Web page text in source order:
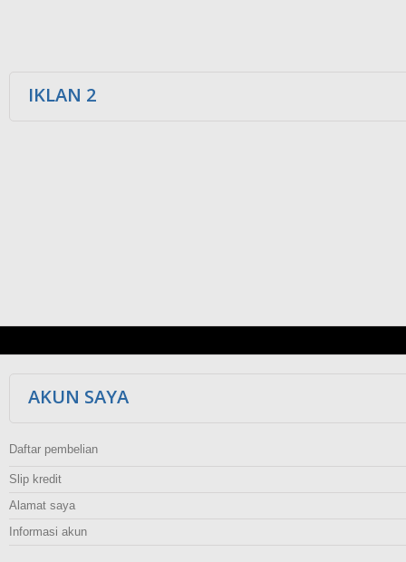
IKLAN 2
AKUN SAYA
Daftar pembelian
Slip kredit
Alamat saya
Informasi akun